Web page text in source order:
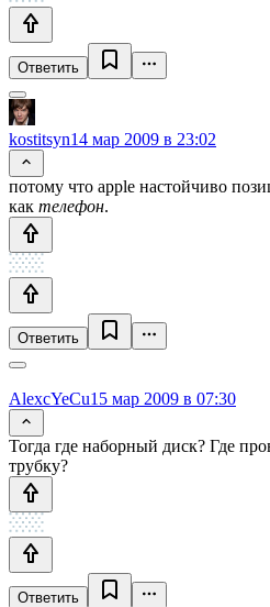
Ответить
kostitsyn14 мар 2009 в 23:02
потому что apple настойчиво
как телефон.
Ответить
AlexcYeCu15 мар 2009 в 07:30
Тогда где наборный диск? Где
трубку?
Ответить